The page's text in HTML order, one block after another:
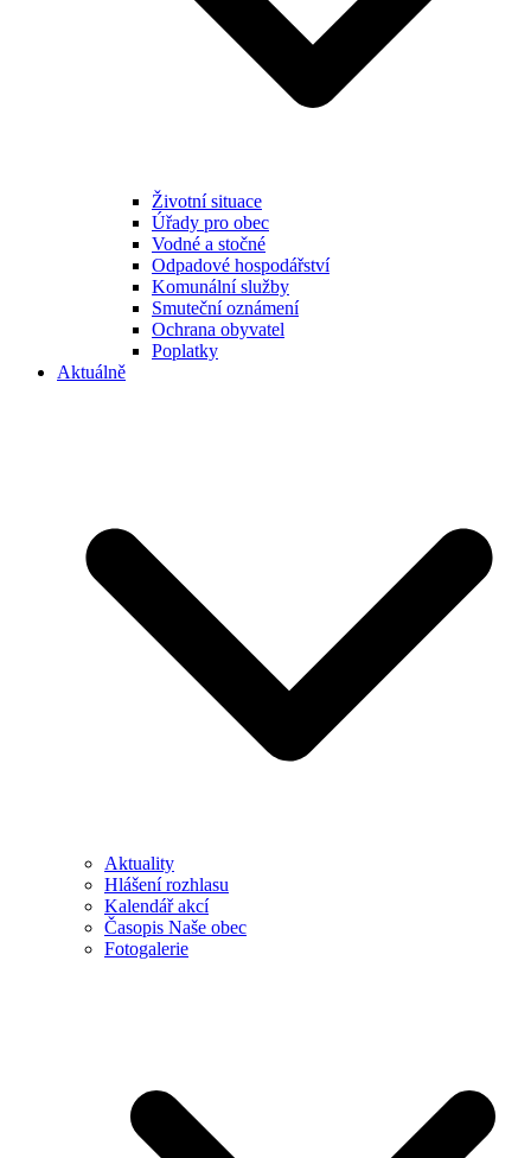
Životní situace
Úřady pro obec
Vodné a stočné
Odpadové hospodářství
Komunální služby
Smuteční oznámení
Ochrana obyvatel
Poplatky
Aktuálně
Aktuality
Hlášení rozhlasu
Kalendář akcí
Časopis Naše obec
Fotogalerie